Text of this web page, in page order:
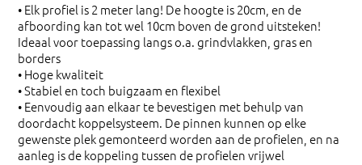
• Elk profiel is 2 meter lang! De hoogte is 20cm, en de
afboording kan tot wel 10cm boven de grond uitsteken!
Ideaal voor toepassing langs o.a. grindvlakken, gras en
borders
• Hoge kwaliteit
• Stabiel en toch buigzaam en flexibel
• Eenvoudig aan elkaar te bevestigen met behulp van
doordacht koppelsysteem. De pinnen kunnen op elke
gewenste plek gemonteerd worden aan de profielen, en na
aanleg is de koppeling tussen de profielen vrijwel